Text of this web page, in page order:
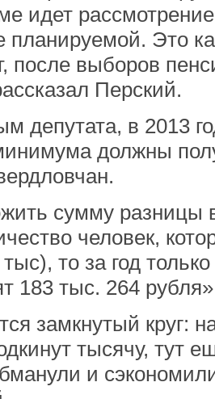
идет
планируемой. Это
после выборов
Перский.
депутата, в 2013
должны
сумму разницы
человек,
то за год
183 тыс. 264
замкнутый круг:
тысячу, тут
и